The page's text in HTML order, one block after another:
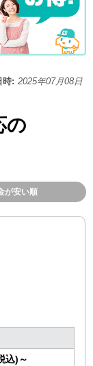
時: 2025年07月08日
の
が安い順
込)～